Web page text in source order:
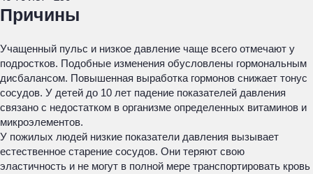
Причины
Учащенный пульс и низкое давление чаще всего отмечают у
подростков. Подобные изменения обусловлены гормональным
дисбалансом. Повышенная выработка гормонов снижает тонус
сосудов. У детей до 10 лет падение показателей давления
связано с недостатком в организме определенных витаминов и
микроэлементов.
У пожилых людей низкие показатели давления вызывает
естественное старение сосудов. Они теряют свою
эластичность и не могут в полной мере транспортировать кровь